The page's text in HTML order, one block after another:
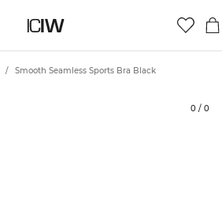
/ Smooth Seamless Sports Bra Black
0 / 0